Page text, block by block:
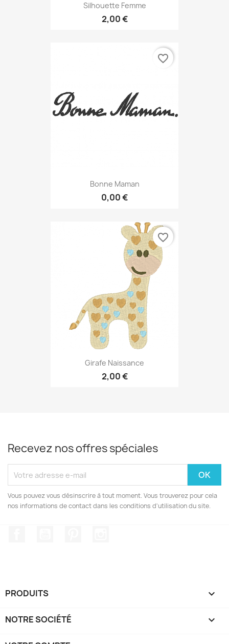
Silhouette Femme
2,00 €
Bonne Maman
0,00 €
favorite_border
Girafe Naissance
2,00 €
favorite_border
Recevez nos offres spéciales
Vous pouvez vous désinscrire à tout moment. Vous trouverez pour cela
nos informations de contact dans les conditions d'utilisation du site.
PRODUITS 
NOTRE SOCIÉTÉ 